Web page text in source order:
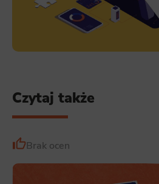
Czytaj także
Brak ocen